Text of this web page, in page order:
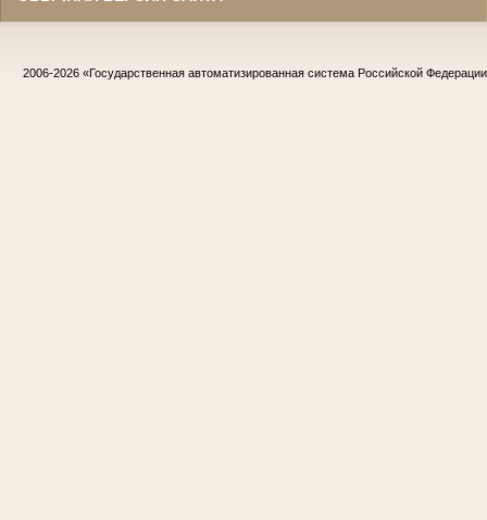
2006-2026 «Государственная автоматизированная система Российской